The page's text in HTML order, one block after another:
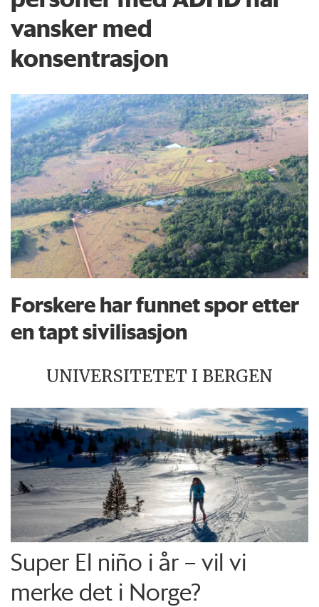
vansker med
konsentrasjon
Forskere har funnet spor etter
en tapt sivilisasjon
UNIVERSITETET I BERGEN
Super El niño i år – vil vi
merke det i Norge?